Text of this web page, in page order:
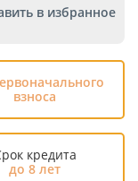
в избранное
взноса
кредита
до 8 лет